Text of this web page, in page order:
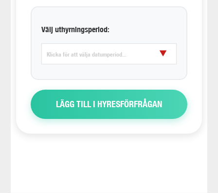
Välj uthyrningsperiod:
▼
LÄGG TILL I HYRESFÖRFRÅGAN